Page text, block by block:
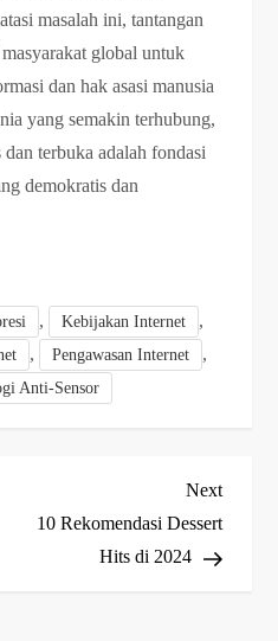
masalah ini, tantangan
global untuk
dan hak asasi manusia
yang semakin terhubung,
terbuka adalah fondasi
demokratis dan
, Kebijakan Internet ,
, Pengawasan Internet ,
Anti-Sensor
Next
Post
Next
10 Rekomendasi Dessert
Hits di 2024